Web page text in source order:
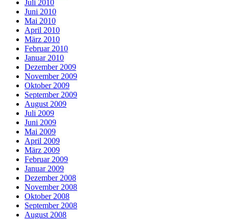
Juli 2010
Juni 2010
Mai 2010
April 2010
März 2010
Februar 2010
Januar 2010
Dezember 2009
November 2009
Oktober 2009
September 2009
August 2009
Juli 2009
Juni 2009
Mai 2009
April 2009
März 2009
Februar 2009
Januar 2009
Dezember 2008
November 2008
Oktober 2008
September 2008
August 2008